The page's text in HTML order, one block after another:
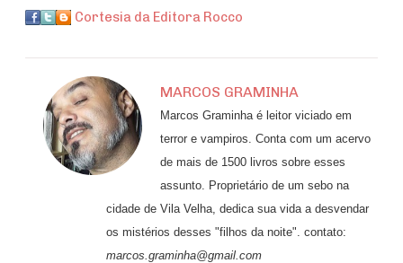
Cortesia da Editora Rocco
MARCOS GRAMINHA
Marcos Graminha é leitor viciado em
terror e vampiros. Conta com um acervo
de mais de 1500 livros sobre esses
assunto. Proprietário de um sebo na
cidade de Vila Velha, dedica sua vida a desvendar
os mistérios desses "filhos da noite". contato:
marcos.graminha@gmail.com